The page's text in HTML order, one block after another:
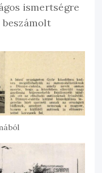
ismertségre